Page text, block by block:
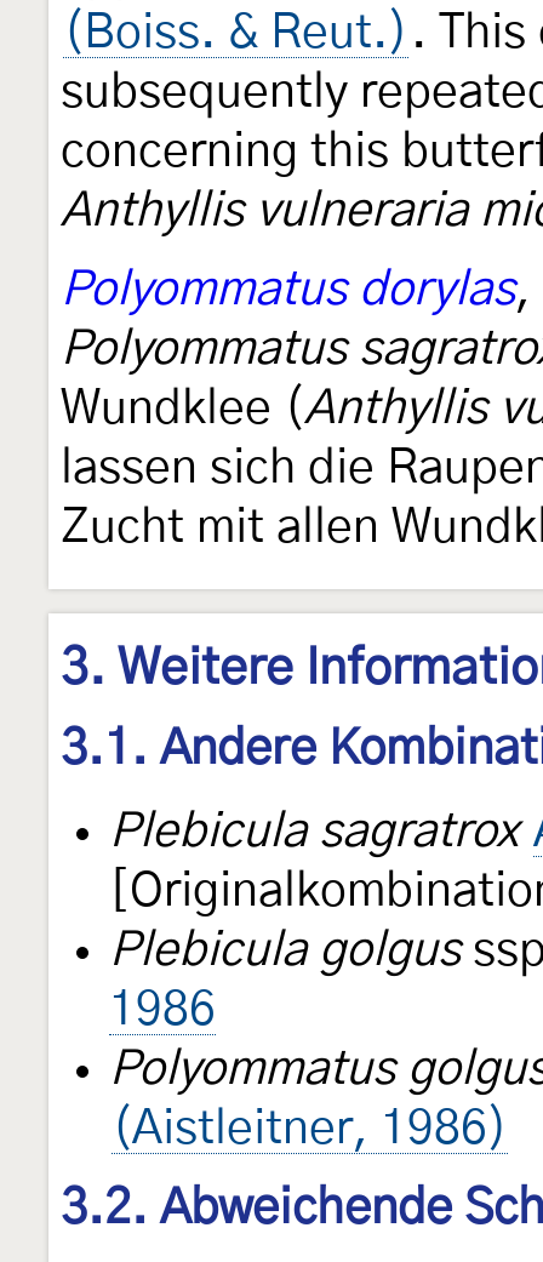
(Boiss. & Reut.) . This
subsequently
concerning this
Anthyllis vulneraria
Polyommatus dorylas,
Polyommatus
Wundklee (Anthyllis
lassen sich die
Zucht mit allen
3. Weitere
3.1. Andere
Plebicula sagratrox
Plebicula golgus
1986
Polyommatus
(Aistleitner, 1986)
3.2. Abweichende